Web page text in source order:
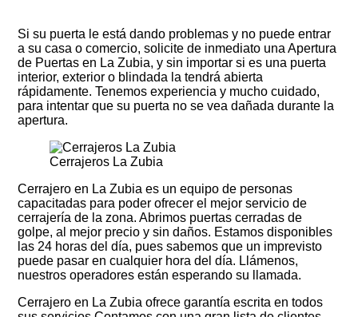
Si su puerta le está dando problemas y no puede entrar
a su casa o comercio, solicite de inmediato una Apertura
de Puertas en La Zubia, y sin importar si es una puerta
interior, exterior o blindada la tendrá abierta
rápidamente. Tenemos experiencia y mucho cuidado,
para intentar que su puerta no se vea dañada durante la
apertura.
Cerrajeros La Zubia
Cerrajero en La Zubia es un equipo de personas
capacitadas para poder ofrecer el mejor servicio de
cerrajería de la zona. Abrimos puertas cerradas de
golpe, al mejor precio y sin daños. Estamos disponibles
las 24 horas del día, pues sabemos que un imprevisto
puede pasar en cualquier hora del día. Llámenos,
nuestros operadores están esperando su llamada.
Cerrajero en La Zubia ofrece garantía escrita en todos